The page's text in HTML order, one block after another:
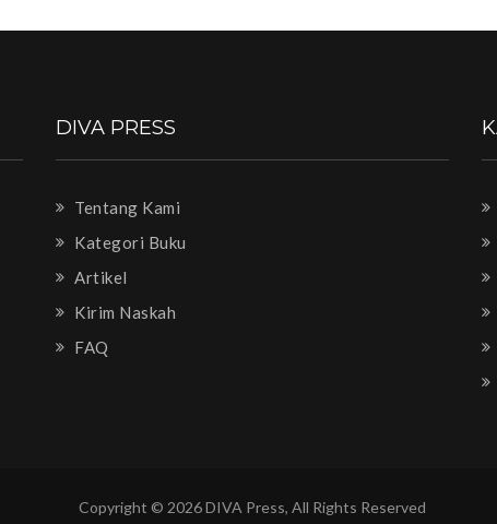
DIVA PRESS
Tentang Kami
Kategori Buku
Artikel
Kirim Naskah
FAQ
Copyright © 2026 DIVA Press, All Rights Reserved